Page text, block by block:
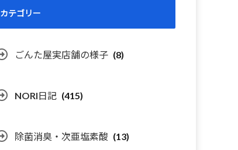
カテゴリー
ごんた屋実店舗の様子 (8)
NORI日記 (415)
除菌消臭・次亜塩素酸 (13)